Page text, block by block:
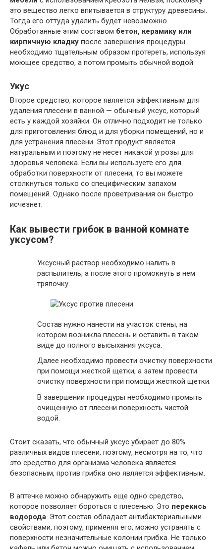
это вещество легко впитывается в структуру древесины.
Тогда его оттуда удалить будет невозможно.
Обработанные этим составом бетон, керамику или
кирпичную кладку после завершения процедуры
необходимо тщательным образом протереть, используя
моющее средство, а потом промыть обычной водой.
Укус
Второе средство, которое является эффективным для
удаления плесени в ванной — обычный уксус, который
есть у каждой хозяйки. Он отлично подходит не только
для приготовления блюд и для уборки помещений, но и
для устранения плесени. Этот продукт является
натуральным и поэтому не несет никакой угрозы для
здоровья человека. Если вы используете его для
обработки поверхности от плесени, то вы можете
столкнуться только со специфическим запахом
помещений. Однако после проветривания он быстро
исчезнет.
Как вывести грибок в ванной комнате
уксусом?
Уксусный раствор необходимо налить в
распылитель, а после этого промокнуть в нем
тряпочку.
Состав нужно нанести на участок стены, на
котором возникла плесень и оставить в таком
виде до полного высыхания уксуса.
Далее необходимо провести очистку поверхности
при помощи жесткой щетки, а затем провести
очистку поверхности при помощи жесткой щетки.
В завершении процедуры необходимо промыть
очищенную от плесени поверхность чистой
водой.
Стоит сказать, что обычный уксус убирает до 80%
различных видов плесени, поэтому, несмотря на то, что
это средство для организма человека является
безопасным, против грибка оно является эффективным.
В аптечке можно обнаружить еще одно средство,
которое позволяет бороться с плесенью. Это перекись
водорода. Этот состав обладает антибактериальными
свойствами, поэтому, применяя его, можно устранять с
поверхности незначительные колонии грибка. Не только